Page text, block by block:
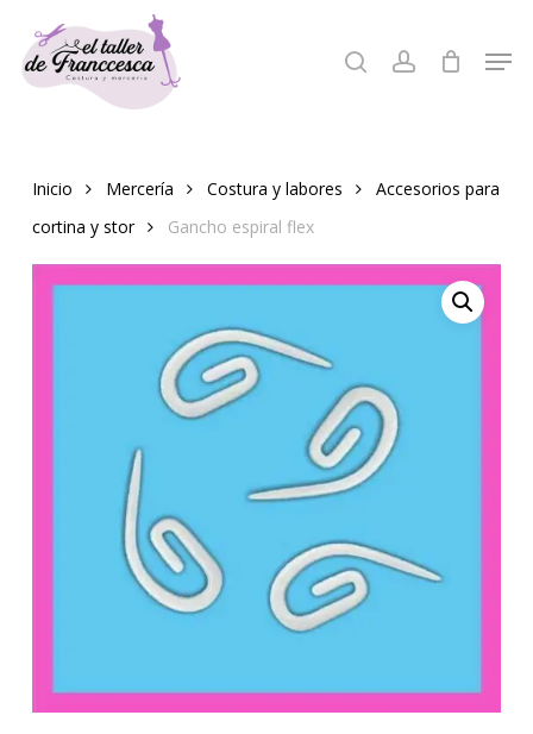
main
search account
Inicio Mercería Costura y labores
Accesorios para
cortina y stor
Gancho espiral flex
Close